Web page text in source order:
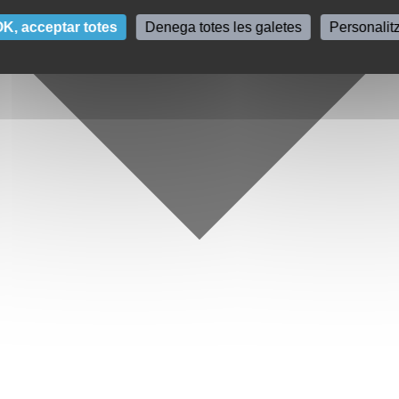
acceptar totes Denega totes les galetes